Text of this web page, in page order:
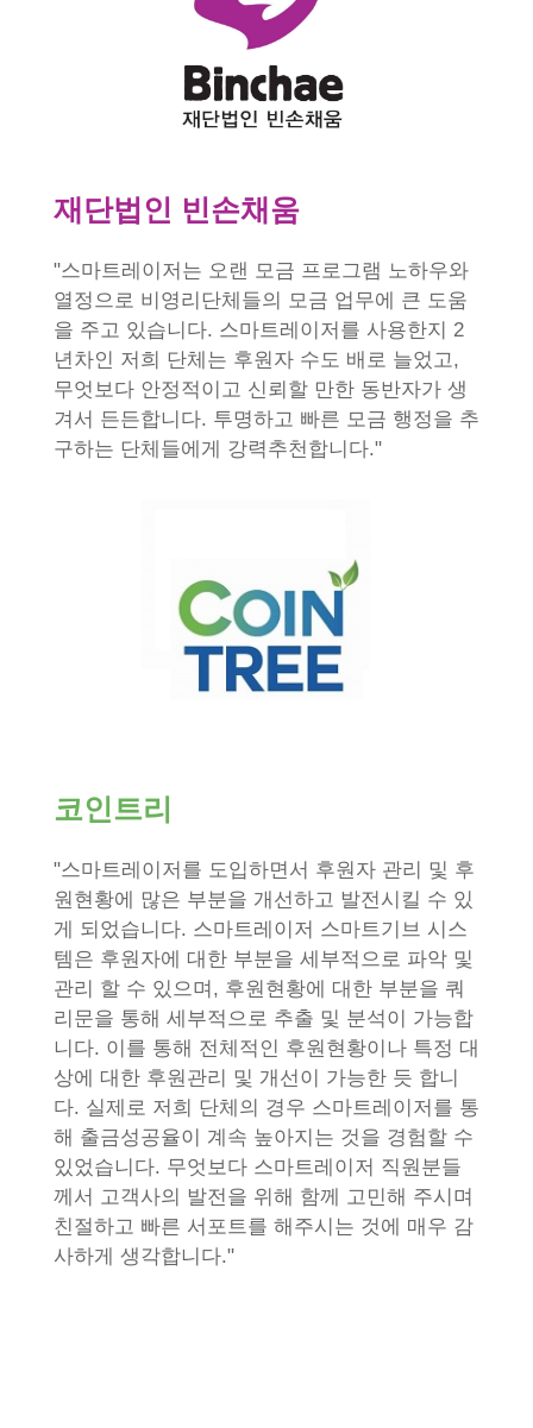
재단법인 빈손채움
"스마트레이저는 오랜 모금 프로그램 노하우와
열정으로 비영리단체들의 모금 업무에 큰 도움
을 주고 있습니다. 스마트레이저를 사용한지 2
년차인 저희 단체는 후원자 수도 배로 늘었고,
무엇보다 안정적이고 신뢰할 만한 동반자가 생
겨서 든든합니다. 투명하고 빠른 모금 행정을 추
구하는 단체들에게 강력추천합니다."
코인트리
"스마트레이저를 도입하면서 후원자 관리 및 후
원현황에 많은 부분을 개선하고 발전시킬 수 있
게 되었습니다. 스마트레이저 스마트기브 시스
템은 후원자에 대한 부분을 세부적으로 파악 및
관리 할 수 있으며, 후원현황에 대한 부분을 쿼
리문을 통해 세부적으로 추출 및 분석이 가능합
니다. 이를 통해 전체적인 후원현황이나 특정 대
상에 대한 후원관리 및 개선이 가능한 듯 합니
다. 실제로 저희 단체의 경우 스마트레이저를 통
해 출금성공율이 계속 높아지는 것을 경험할 수
있었습니다. 무엇보다 스마트레이저 직원분들
께서 고객사의 발전을 위해 함께 고민해 주시며
친절하고 빠른 서포트를 해주시는 것에 매우 감
사하게 생각합니다."